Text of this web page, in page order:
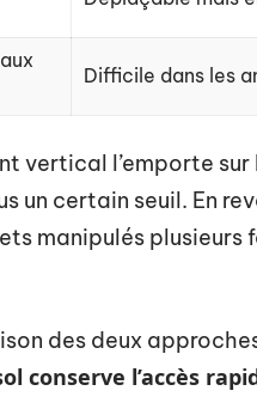
Difficile dans les
vertical l’emporte
un certain seuil. En
manipulés plusieurs
des deux
conserve l’accès